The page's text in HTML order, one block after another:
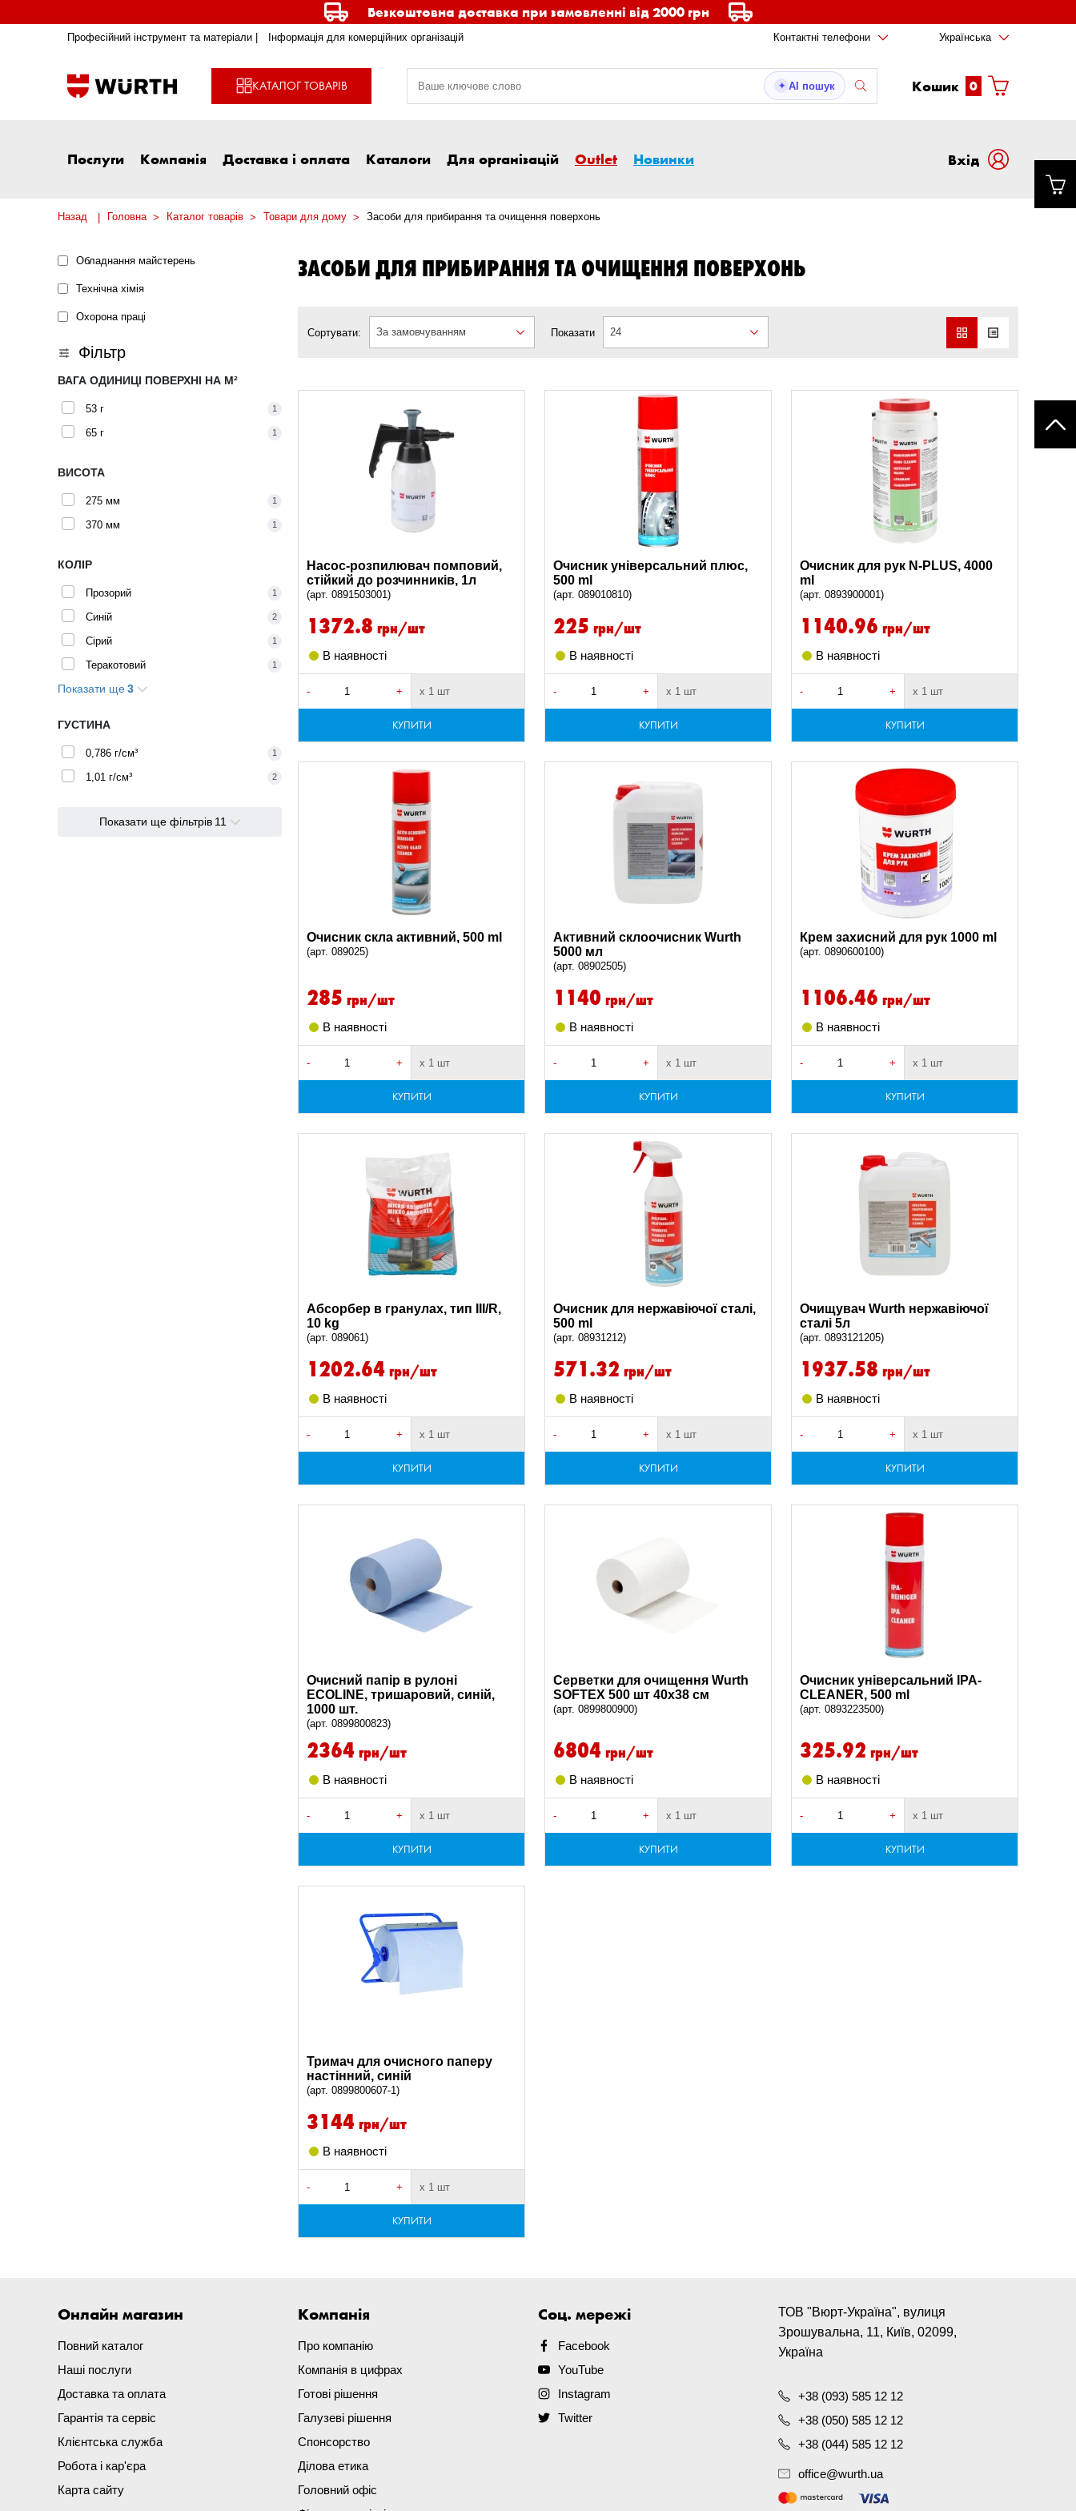
Безкоштовна доставка при замовленні від 2000 грн
Професійний інструмент та матеріали | Інформація для комерційних організацій Контактні телефони Українська
КАТАЛОГ ТОВАРІВ ✦ AI пошук Кошик 0
Послуги Компанія Доставка і оплата Каталоги Для організацій Outlet Новинки Вxід
Назад Головна Каталог товарів Товари для дому Засоби для прибирання та очищення поверхонь
Обладнання майстерень
Технічна хімія
Охорона праці
Фільтр
ВАГА ОДИНИЦІ ПОВЕРХНІ НА М²
53 г 1
65 г 1
ВИСОТА
275 мм 1
370 мм 1
КОЛІР
Прозорий 1
Синій 2
Сірий 1
Теракотовий 1
Безбарвний
Показати ще3
ГУСТИНА
0,786 г/см³ 1
1,01 г/см³ 2
Показати ще фільтрів 11
ЗАСОБИ ДЛЯ ПРИБИРАННЯ ТА ОЧИЩЕННЯ ПОВЕРХОНЬ
Сортувати: За замовчуванням Показати 24
Насос-розпилювач помповий,
стійкий до розчинників, 1л
(арт. 0891503001)
1372.8 грн/шт
В наявності
- + х 1 шт
КУПИТИ
Очисник універсальний плюс,
500 ml
(арт. 089010810)
225 грн/шт
В наявності
- + х 1 шт
КУПИТИ
Очисник для рук N-PLUS, 4000
ml
(арт. 0893900001)
1140.96 грн/шт
В наявності
- + х 1 шт
КУПИТИ
Очисник скла активний, 500 ml
(арт. 089025)
285 грн/шт
В наявності
- + х 1 шт
КУПИТИ
Активний склоочисник Wurth
5000 мл
(арт. 08902505)
1140 грн/шт
В наявності
- + х 1 шт
КУПИТИ
Крем захисний для рук 1000 ml
(арт. 0890600100)
1106.46 грн/шт
В наявності
- + х 1 шт
КУПИТИ
Абсорбер в гранулах, тип III/R,
10 kg
(арт. 089061)
1202.64 грн/шт
В наявності
- + х 1 шт
КУПИТИ
Очисник для нержавіючої сталі,
500 ml
(арт. 08931212)
571.32 грн/шт
В наявності
- + х 1 шт
КУПИТИ
Очищувач Wurth нержавіючої
сталі 5л
(арт. 0893121205)
1937.58 грн/шт
В наявності
- + х 1 шт
КУПИТИ
Очисний папір в рулоні
ECOLINE, тришаровий, синій,
1000 шт.
(арт. 0899800823)
2364 грн/шт
В наявності
- + х 1 шт
КУПИТИ
Серветки для очищення Wurth
SOFTEX 500 шт 40х38 см
(арт. 0899800900)
6804 грн/шт
В наявності
- + х 1 шт
КУПИТИ
Очисник універсальний IPA-
CLEANER, 500 ml
(арт. 0893223500)
325.92 грн/шт
В наявності
- + х 1 шт
КУПИТИ
Тримач для очисного паперу
настінний, синій
(арт. 0899800607-1)
3144 грн/шт
В наявності
- + х 1 шт
КУПИТИ
Онлайн магазин
Повний каталог
Наші послуги
Доставка та оплата
Гарантія та сервіс
Клієнтська служба
Робота і кар'єра
Карта сайту
Компанія
Про компанію
Компанія в цифрах
Готові рішення
Галузеві рішення
Спонсорство
Ділова етика
Головний офіс
Соц. мережі
Facebook
YouTube
Instagram
Twitter
ТОВ "Вюрт-Україна", вулиця
Зрошувальна, 11, Київ, 02099,
Україна
+38 (093) 585 12 12
+38 (050) 585 12 12
+38 (044) 585 12 12
office@wurth.ua